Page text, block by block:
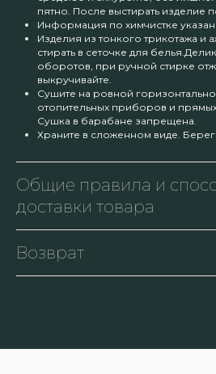
пятно. После выстирать изделие
Информация по химчистке
Изделия из тонкого трикотажа и
стирать в сеточке для
оборотов, при ручной стирке
выкручивайте.
Сушите на ровной
отопительных приборов и
Сушка в барабане запрещена.
Храните в сложенном виде.
Общие правила и
доставки товара
Возврат